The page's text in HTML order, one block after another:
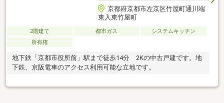
京都府京都市左京区竹屋町通川端
東入東竹屋町
2階建て 都市ガス
システムキッチン
所有権
地下鉄「京都市役所前」駅まで徒歩14分 2Kの中古戸建です。地
下鉄、京阪電車のアクセス利用可能な立地です。